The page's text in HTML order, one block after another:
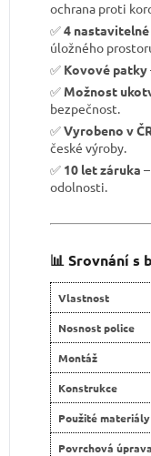
ochrana proti
✅4
úložného
✅ Kovové patky
✅ Možnost
bezpečnost.
✅Vyrobeno v
české výroby.
✅ 10 let záruka
odolnosti.
📊 Srovnání s
Vlastnost
Nosnost police
Montáž
Konstrukce
Použité materiály
Povrchová úprava